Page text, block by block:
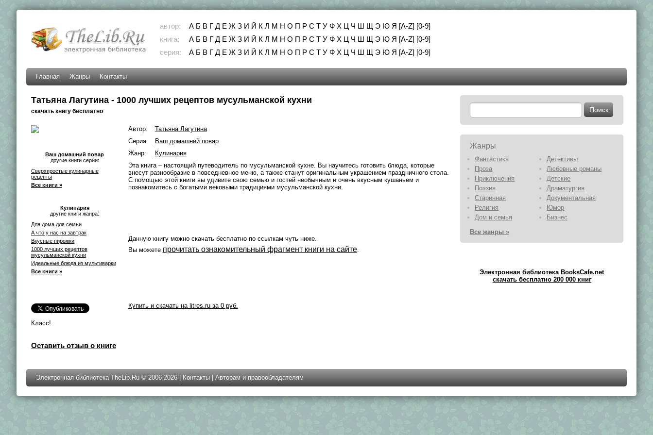
автор: А Б В Г Д Е Ж З И Й К Л М Н О П Р С Т У Ф Х Ц Ч Ш Щ Э Ю Я [A-Z] [0-9]
книга:
А Б В Г Д Е Ж З И Й К Л М Н О П Р С Т У Ф Х Ц Ч Ш Щ Э Ю Я [A-Z] [0-9]
серия:
А Б В Г Д Е Ж З И Й К Л М Н О П Р С Т У Ф Х Ц Ч Ш Щ Э Ю Я [A-Z] [0-9]
Главная Жанры Контакты
Татьяна Лагутина - 1000 лучших рецептов мусульманской кухни
скачать книгу бесплатно
Ваш домашний повар
другие книги серии:
Сверхпростые кулинарные
рецепты
Все книги »
Кулинария
другие книги жанра:
Для дома для семьи
А что у нас на завтрак
Вкусные пирожки
1000 лучших рецептов
мусульманской кухни
Идеальные блюда из мультиварки
Все книги »
Класс!
Автор:
Татьяна Лагутина
Серия:
Ваш домашний повар
Жанр:
Кулинария
Эта книга – настоящий путеводитель по мусульманской кухне. Вы научитесь готовить блюда, которые
внесут разнообразие в повседневное меню, а также станут оригинальным украшением праздничного стола.
С помощью этой книги вы удивите свою семью и гостей необычным и очень вкусным кушаньем и
познакомитесь с богатыми вековыми традициями мусульманской кухни.
Данную книгу можно скачать бесплатно по ссылкам чуть ниже.
Вы можете прочитать ознакомительный фрагмент книги на сайте.
Купить и скачать на litres.ru за 0 руб.
Оставить отзыв о книге
Жанры
Фантастика
Детективы
Проза
Любовные романы
Приключения
Детские
Поэзия
Драматургия
Старинная
Документальная
Религия
Юмор
Дом и семья
Бизнес
Все жанры »
Электронная библиотека BooksCafe.net
скачать бесплатно 200 000 книг
Электронная библиотека TheLib.Ru © 2006-2026 | Контакты| Авторам и правообладателям